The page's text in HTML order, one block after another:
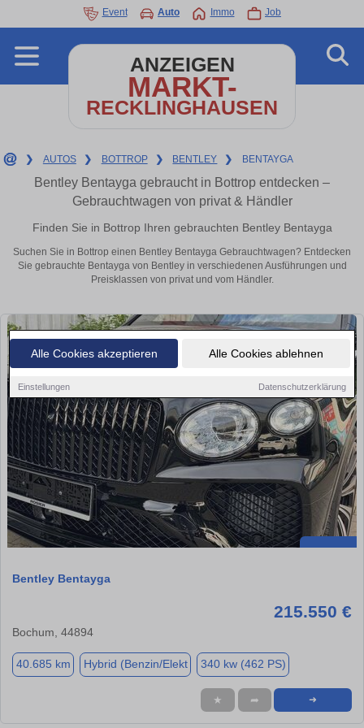
Alle Cookies akzeptieren Alle Cookies ablehnen
Einstellungen Datenschutzerklärung
Event Auto Immo Job
ANZEIGEN
MARKT-
RECKLINGHAUSEN
❯ AUTOS ❯ BOTTROP ❯ BENTLEY ❯ BENTAYGA
Bentley Bentayga gebraucht in Bottrop entdecken –
Gebrauchtwagen von privat & Händler
Finden Sie in Bottrop Ihren gebrauchten Bentley Bentayga
Suchen Sie in Bottrop einen Bentley Bentayga Gebrauchtwagen? Entdecken
Sie gebrauchte Bentayga von Bentley in verschiedenen Ausführungen und
Preisklassen von privat und vom Händler.
Bentley Bentayga
215.550 €
Bochum, 44894
40.685 km Hybrid (Benzin/Elekt 340 kw (462 PS)
★ ➦ ➜